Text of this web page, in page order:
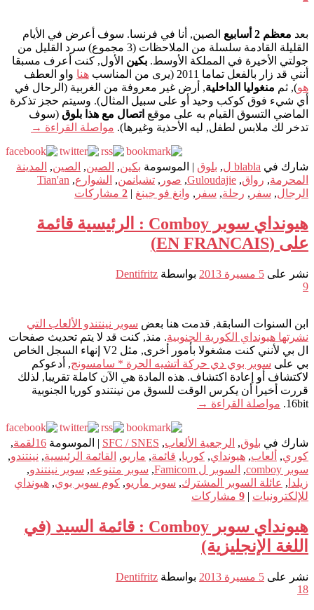
بعد معظم 2 أسابيع
الصين, أنا في فرنسا. سوف أعرض في الأيام
القليلة القادمة سلسلة من الملاحظات (3 مجموع) سرد القليل من
جولتي الأخيرة في المملكة الأوسط. بكين الأول, كنت أعرف مسبقا
أنني قد زار بالفعل تماما 2011 (يرى من المناسب
هنا واو العطف
هو), ثم منغوليا الداخلية, أرض غير معروفة من الغربية (الرحال في
أي شيء فوق كوكب وحيد أو على سبيل المثال). وسيتم حجز تذكرة
الماضي التسوق القيام به على موقع اتصال مع هذا بلوق (سوف
تدخر لك ملابس لطفل, ليه الأحذية وغيرها). مواصلة القراءة →
شارك في blabla ل , بلوق | الموسومة بكين, الصين, الصين, المدينة
المحرمة, رواق,
Guloudajie
, صور , تشيانمن, الشوارع,
Tian'an
الرجال, سفر , رحلة, سفر , وانغ فو جينغ |
2 مشاركات
هيونداي سوبر Comboy : الرئيسية قائمة
على (EN FRANCAIS)
نشر على 5 مسيرة 2013 بواسطة Dentifritz
9
ابن السنوات السابقة, قدمت هنا بعض سوبر نينتندو الألعاب التي
نشرتها هيونداي الكورية الجنوبية. منذ, كنت قد لا يتم تحديث صفحات
ال بي لأنني كنت مشغولا بأمور أخرى, مثل V2 إنهاء السجل الخاص
بي على سوبر بوي دي حركة اتشيه الحرة * سامسونج, أدعوكم
لاكتشاف أو إعادة اكتشاف. هذه المادة هي الآن كاملة تقريبا, لذلك
قررت أخيرا أن يكرس الوقت للسوق من نينتندو كوريا الجنوبية
16bit. مواصلة القراءة →
شارك في بلوق, الرجعية الألعاب,
SFC / SNES
| الموسومة 16لقمة
,
كوري, ألعاب, هيونداي, كوريا, قائمة, ماريو, القائمة الرئيسية, نينتندو,
سوبر comboy
, السوبر ل Famicom , سوبر متنوعه, سوبر نينتندو,
زيلدا , عائلة السوبر المشترك, سوبر ماريو, كوم سوبر بوي, هيونداي
للإلكترونيات |
9 مشاركات
هيونداي سوبر Comboy : قائمة السيد (في
اللغة الإنجليزية)
نشر على 5 مسيرة 2013 بواسطة Dentifritz
18